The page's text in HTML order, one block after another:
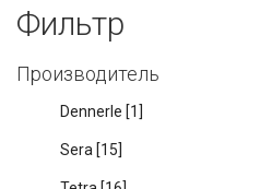
Фильтр
Производитель
Dennerle [1]
Sera [15]